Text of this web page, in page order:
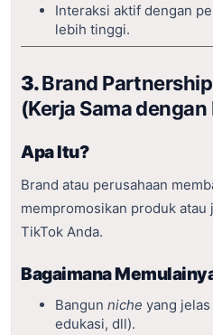
Interaksi aktif dengan
lebih tinggi.
3.Brand
(Kerja Sama dengan
Apa Itu?
Brand atau perusahaan
mempromosikan produk atau
TikTok Anda.
Bagaimana
Bangun niche yang
edukasi, dll).